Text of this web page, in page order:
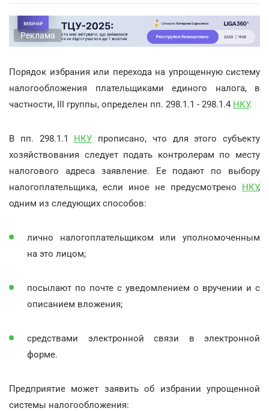
Реклама
Порядок избрания или перехода на упрощенную систему
налогообложения плательщиками единого налога, в
частности, III группы, определен пп. 298.1.1 - 298.1.4 НКУ.
В пп. 298.1.1 НКУ прописано, что для этого субъекту
хозяйствования следует подать контролерам по месту
налогового адреса заявление. Ее подают по выбору
налогоплательщика, если иное не предусмотрено НКУ,
одним из следующих способов:
лично налогоплательщиком или уполномоченным
на это лицом;
посылают по почте с уведомлением о вручении и с
описанием вложения;
средствами электронной связи в электронной
форме.
Предприятие может заявить об избрании упрощенной
системы налогообложения: